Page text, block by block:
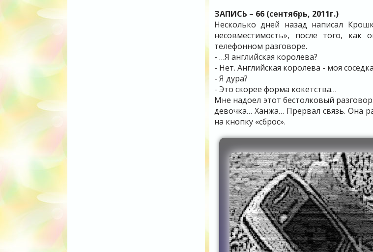
ЗАПИСЬ – 66 (сентябрь, 2011г.)
Несколько дней назад написал
несовместимость», после того,
телефонном разговоре.
- …Я английская королева?
- Нет. Английская королева - моя
- Я дура?
- Это скорее форма кокетства…
Мне надоел этот бестолковый
девочка… Ханжа… Прервал связь. Она
на кнопку «сброс».